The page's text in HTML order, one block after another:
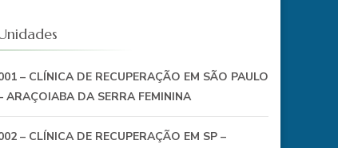
– CLÍNICA DE RECUPERAÇÃO EM SÃO PAULO
ARAÇOIABA DA SERRA FEMININA
– CLÍNICA DE RECUPERAÇÃO EM SP –